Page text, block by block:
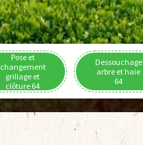
Pose et
changement
grillage et
clôture 64
Dessouchage
arbre et haie
64